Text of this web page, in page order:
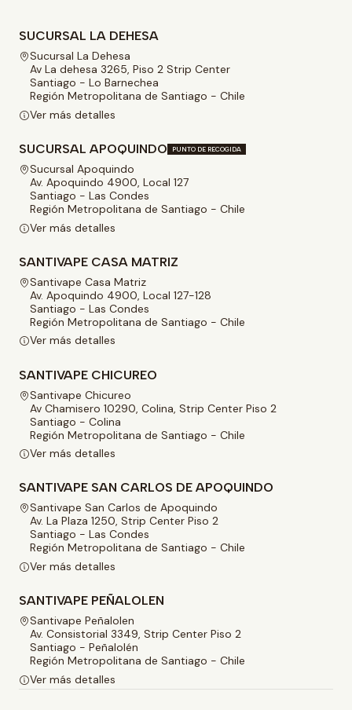
SUCURSAL LA DEHESA
Sucursal La Dehesa
Av La dehesa 3265, Piso 2 Strip Center
Santiago - Lo Barnechea
Región Metropolitana de Santiago - Chile
Ver más detalles
SUCURSAL APOQUINDO PUNTO DE RECOGIDA
Sucursal Apoquindo
Av. Apoquindo 4900, Local 127
Santiago - Las Condes
Región Metropolitana de Santiago - Chile
Ver más detalles
SANTIVAPE CASA MATRIZ
Santivape Casa Matriz
Av. Apoquindo 4900, Local 127-128
Santiago - Las Condes
Región Metropolitana de Santiago - Chile
Ver más detalles
SANTIVAPE CHICUREO
Santivape Chicureo
Av Chamisero 10290, Colina, Strip Center Piso 2
Santiago - Colina
Región Metropolitana de Santiago - Chile
Ver más detalles
SANTIVAPE SAN CARLOS DE APOQUINDO
Santivape San Carlos de Apoquindo
Av. La Plaza 1250, Strip Center Piso 2
Santiago - Las Condes
Región Metropolitana de Santiago - Chile
Ver más detalles
SANTIVAPE PEÑALOLEN
Santivape Peñalolen
Av. Consistorial 3349, Strip Center Piso 2
Santiago - Peñalolén
Región Metropolitana de Santiago - Chile
Ver más detalles